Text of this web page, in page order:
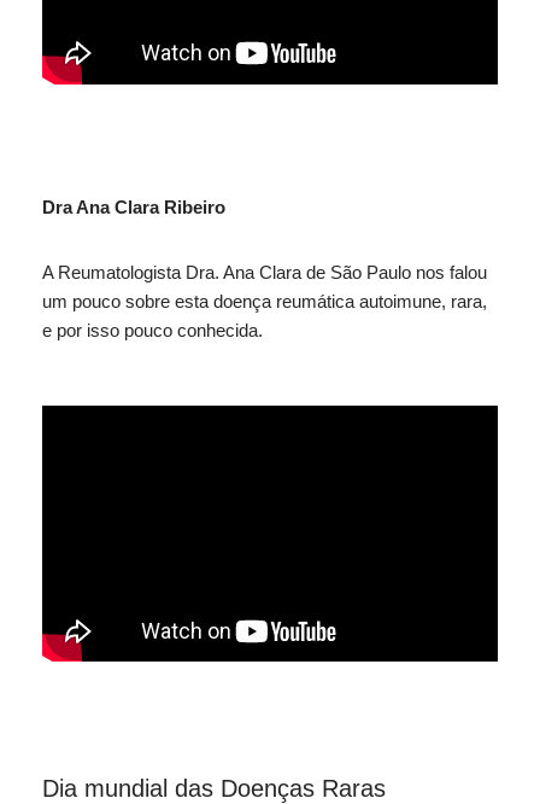
Dra Ana Clara Ribeiro
A Reumatologista Dra. Ana Clara de São Paulo nos falou
um pouco sobre esta doença reumática autoimune, rara,
e por isso pouco conhecida.
Dia mundial das Doenças Raras